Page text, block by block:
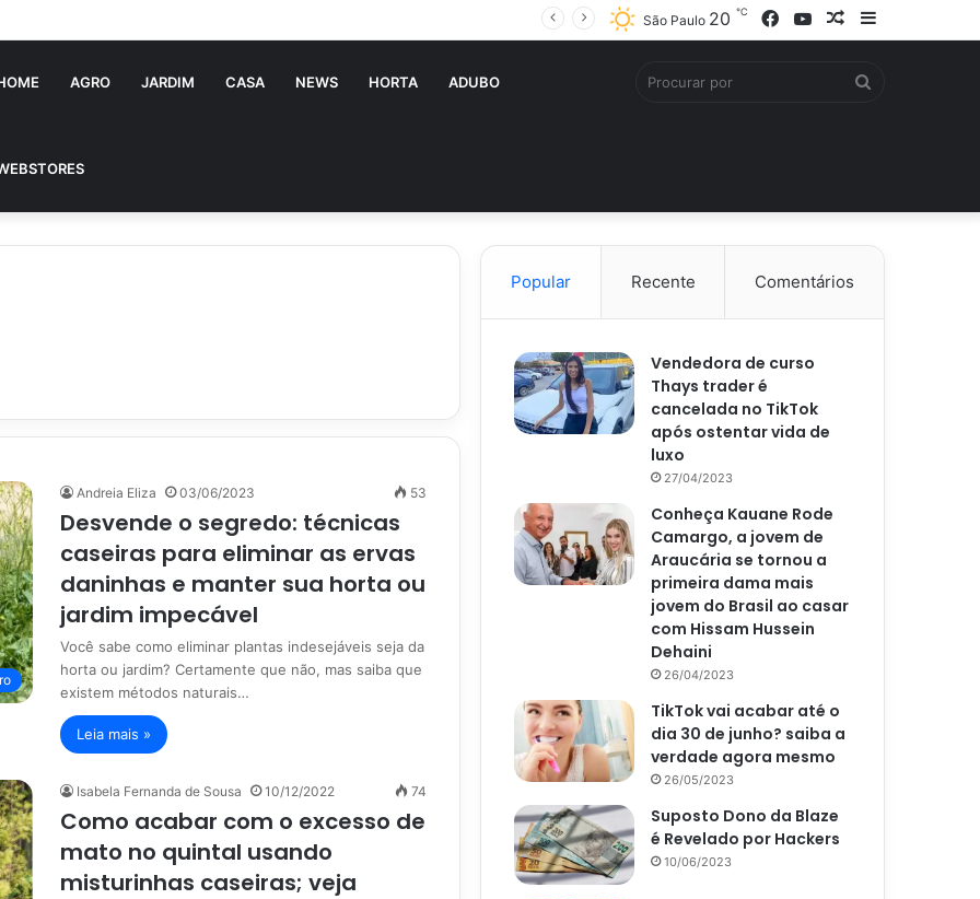
Barra
Artigo
YouTube
Facebook
São Paulo 20 ℃
AGRO JARDIM CASA NEWS HORTA ADUBO
Andreia Eliza 03/06/2023 53
Desvende o segredo: técnicas
caseiras para eliminar as ervas
daninhas e manter sua horta ou
jardim impecável
Você sabe como eliminar plantas indesejáveis seja da
horta ou jardim? Certamente que não, mas saiba que
existem métodos naturais…
Leia mais »
Isabela Fernanda de Sousa 10/12/2022 74
Como acabar com o excesso de
mato no quintal usando
misturinhas caseiras; veja
Popular Recente Comentários
Vendedora de curso
Thays trader é
cancelada no TikTok
após ostentar vida de
luxo
27/04/2023
Conheça Kauane Rode
Camargo, a jovem de
Araucária se tornou a
primeira dama mais
jovem do Brasil ao casar
com Hissam Hussein
Dehaini
26/04/2023
TikTok vai acabar até o
dia 30 de junho? saiba a
verdade agora mesmo
26/05/2023
Suposto Dono da Blaze
é Revelado por Hackers
10/06/2023